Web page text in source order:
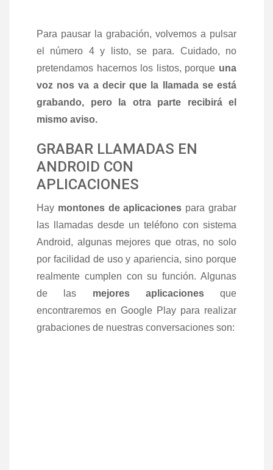
Para pausar la grabación, volvemos a pulsar
el número 4 y listo, se para. Cuidado, no
pretendamos hacernos los listos, porque una
voz nos va a decir que la llamada se está
grabando, pero la otra parte recibirá el
mismo aviso.
GRABAR LLAMADAS EN
ANDROID CON
APLICACIONES
Hay montones de aplicaciones para grabar
las llamadas desde un teléfono con sistema
Android, algunas mejores que otras, no solo
por facilidad de uso y apariencia, sino porque
realmente cumplen con su función. Algunas
de las mejores aplicacionesque
encontraremos en Google Play para realizar
grabaciones de nuestras conversaciones son: